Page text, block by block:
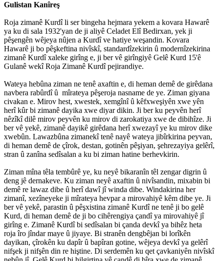
Gulistan Kanîreş
Roja zimanê Kurdî li ser bingeha hejmara yekem a kovara Hawarê
ya ku di sala 1932'yan de ji aliyê Celadet Elî Bedirxan, yek ji
pêşengên wêjeya nûjen a Kurdî ve hatiye weşandin. Kovara
Hawarê ji bo pêşkeftina nivîskî, standardîzekirin û modernîzekirina
zimanê Kurdî xaleke girîng e, ji ber vê girîngiyê Gelê Kurd 15'ê
Gulanê wekî Roja Zimanê Kurdî pejirandiye.
Wateya hebûna ziman ne tenê axaftin e, di heman demê de girêdana
navbera rabûrdî û mîrateya pêşeroja nasname de ye. Ziman giyana
civakan e. Mirov hest, xwestek, xemgînî û kêfxweşiyên xwe yên
herî kûr bi zimanê dayika xwe diyar dikin. Ji ber ku peyvên herî
nêzîkî dilê mirov peyvên ku mirov di zarokatiya xwe de dibihîze. Ji
ber vê yekê, zimanê dayikê girêdana herî xwezayî ye ku mirov dike
xwebûn. Lawazbûna zimanekî tenê nayê wateya jibîrkirina peyvan,
di heman demê de çîrok, destan, gotinên pêşiyan, şehrezayiya gelêrî,
stran û zanîna sedîsalan a ku bi ziman hatine berhevkirin.
Ziman mîna têla tembûrê ye, ku neyê bikaranîn têl zengar digrin û
deng jê dernakeve. Ku ziman neyê axaftin û nivîsandin, mixabin bi
demê re lawaz dibe û herî dawî jî winda dibe. Windakirina her
zimanî, xezîneyeke ji mîrateya hevpar a mirovahiyê kêm dibe ye. Ji
ber vê yekê, parastin û pêşxistina zimanê Kurdî ne tenê ji bo gelê
Kurd, di heman demê de ji bo cihêrengiya çandî ya mirovahiyê jî
girîng e. Zimanê Kurdî bi sedîsalan bi çanda devkî ya bihêz heta
roja îro jîndar maye û jiyaye. Bi stranên dengbêjan bi lorîkên
dayikan, çîrokên ku dapîr û bapîran gotine, wêjeya devkî ya gelêrî
nifşek ji nifşên din re hiştine. Di serdemên ku qet çavkaniyên nivîskî